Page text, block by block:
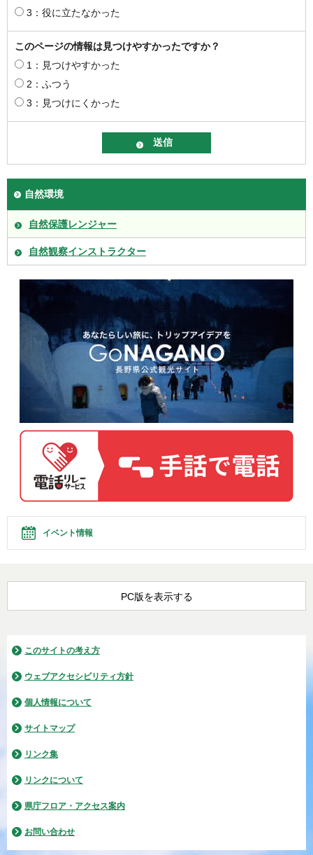
3：役に立たなかった
このページの情報は見つけやすかったですか？
1：見つけやすかった
2：ふつう
3：見つけにくかった
自然環境
自然保護レンジャー
自然観察インストラクター
イベント情報
PC版を表示する
このサイトの考え方
ウェブアクセシビリティ方針
個人情報について
サイトマップ
リンク集
リンクについて
県庁フロア・アクセス案内
お問い合わせ